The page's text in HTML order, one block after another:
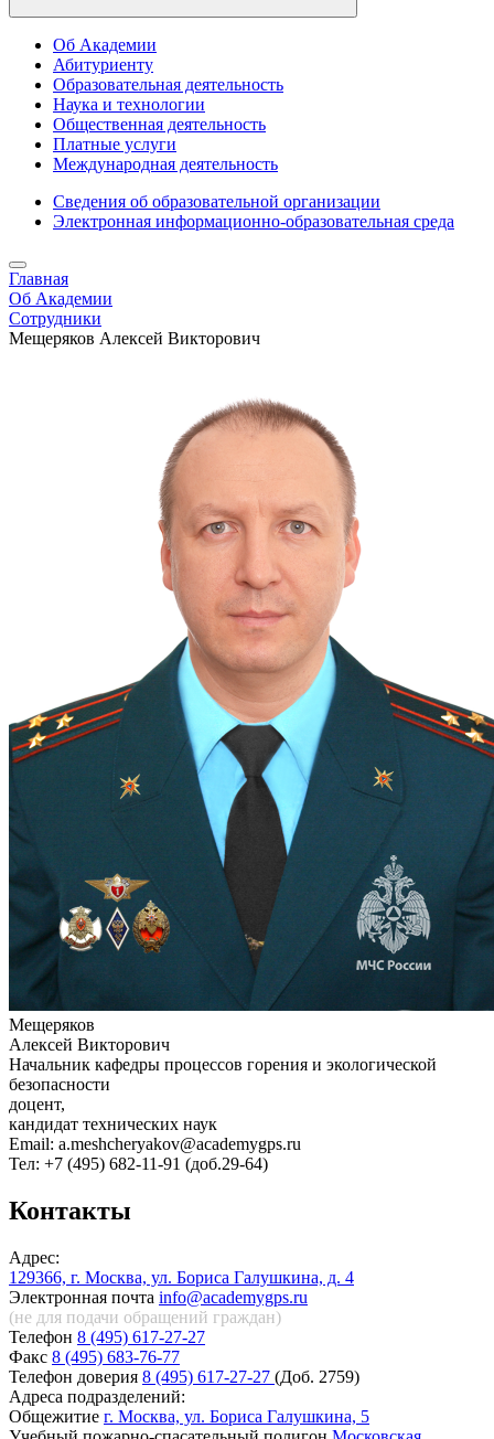
Об Академии
Абитуриенту
Образовательная деятельность
Наука и технологии
Общественная деятельность
Платные услуги
Международная деятельность
Сведения об образовательной организации
Электронная информационно-образовательная среда
Главная
Об Академии
Сотрудники
Мещеряков Алекcей Викторович
Мещеряков
Алекcей Викторович
Начальник кафедры процессов горения и экологической
безопасности
доцент,
кандидат технических наук
Email: a.meshcheryakov@academygps.ru
Тел: +7 (495) 682-11-91 (доб.29-64)
Контакты
Адрес:
129366, г. Москва, ул. Бориса Галушкина, д. 4
Электронная почта info@academygps.ru
(не для подачи обращений граждан)
Телефон 8 (495) 617-27-27
Факс 8 (495) 683-76-77
Телефон доверия 8 (495) 617-27-27 (Доб. 2759)
Адреса подразделений:
Общежитие г. Москва, ул. Бориса Галушкина, 5